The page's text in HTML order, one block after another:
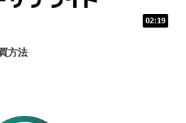
クすると、動画を再生または
02:19
方法